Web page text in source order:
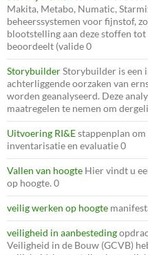
Makita, Metabo, Numatic,
beheerssystemen voor fijnstof,
blootstelling aan deze stoffen
beoordeelt (valide 0
StorybuilderStorybuilder is een
achterliggende oorzaken van
worden geanalyseerd. Deze
maatregelen te nemen om
Uitvoering RI&Estappenplan
inventarisatie en evaluatie 0
Vallen van hoogte Hier vindt u
op hoogte. 0
veilig werken op hoogte
veiligheid in aanbesteding
Veiligheid in de Bouw (GCVB)